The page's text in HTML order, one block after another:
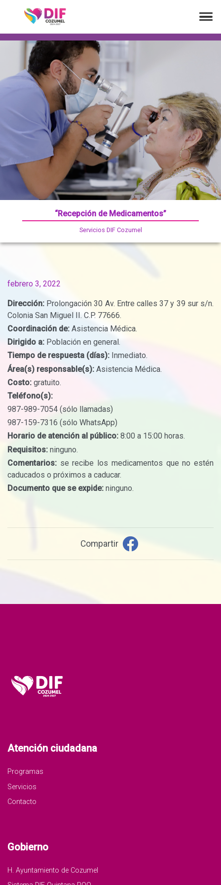
“Recepción de Medicamentos”
Servicios DIF Cozumel
febrero 3, 2022
Dirección: Prolongación 30 Av. Entre calles 37 y 39 sur s/n.
Colonia San Miguel II. C.P. 77666.
Coordinación de: Asistencia Médica.
Dirigido a: Población en general.
Tiempo de respuesta (días): Inmediato.
Área(s) responsable(s): Asistencia Médica.
Costo: gratuito.
Teléfono(s):
987-989-7054 (sólo llamadas)
987-159-7316 (sólo WhatsApp)
Horario de atención al público: 8:00 a 15:00 horas.
Requisitos: ninguno.
Comentarios: se recibe los medicamentos que no estén
caducados o próximos a caducar.
Documento que se expide: ninguno.
Compartir
Atención ciudadana
Programas
Servicios
Contacto
Gobierno
H. Ayuntamiento de Cozumel